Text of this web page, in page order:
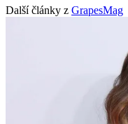
Další články z GrapesMag